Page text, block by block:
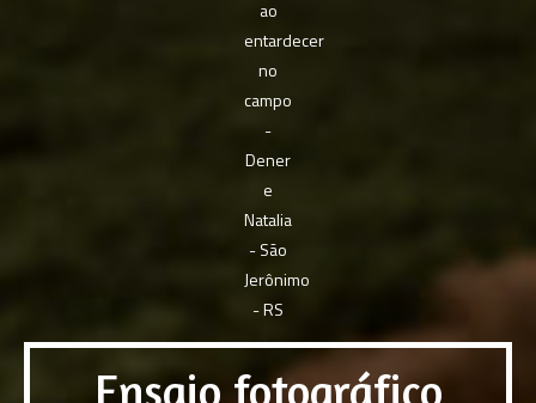
Ensaio fotográfico